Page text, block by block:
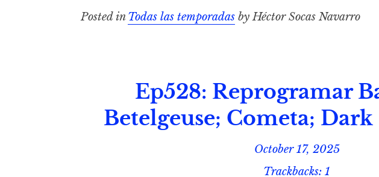
Posted inTodas las temporadas by Héctor Socas Navarro
Ep528: Reprogramar
Betelgeuse; Cometa; Dark
October 17, 2025
Trackbacks: 1